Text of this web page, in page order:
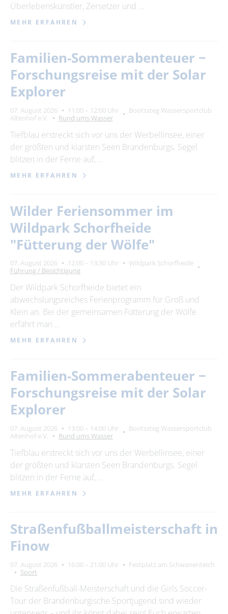
Überlebenskünstler, Zersetzer und …
MEHR ERFAHREN
Familien-Sommerabenteuer −
Forschungsreise mit der Solar
Explorer
07. August 2026 11:00 – 12:00 Uhr
Bootssteg Wassersportclub
Altenhof e.V.
Rund ums Wasser
Tiefblau erstreckt sich vor uns der Werbellinsee, einer
der größten und klarsten Seen Brandenburgs. Segel
blitzen in der Ferne auf, …
MEHR ERFAHREN
Wilder Feriensommer im
Wildpark Schorfheide
"Fütterung der Wölfe"
07. August 2026 12:00 – 13:30 Uhr
Wildpark Schorfheide
Führung / Besichtigung
Der Wildpark Schorfheide bietet ein
abwechslungsreiches Ferienprogramm für Groß und
Klein an. Bei der gemeinsamen Fütterung der Wölfe
erfährt man …
MEHR ERFAHREN
Familien-Sommerabenteuer −
Forschungsreise mit der Solar
Explorer
07. August 2026 13:00 – 14:00 Uhr
Bootssteg Wassersportclub
Altenhof e.V.
Rund ums Wasser
Tiefblau erstreckt sich vor uns der Werbellinsee, einer
der größten und klarsten Seen Brandenburgs. Segel
blitzen in der Ferne auf, …
MEHR ERFAHREN
Straßenfußballmeisterschaft in
Finow
07. August 2026 16:00 – 21:00 Uhr
Festplatz am Schwanenteich
Sport
Die Straßenfußball-Meisterschaft und die Girls Soccer-
Tour der Brandenburgische Sportjugend sind wieder